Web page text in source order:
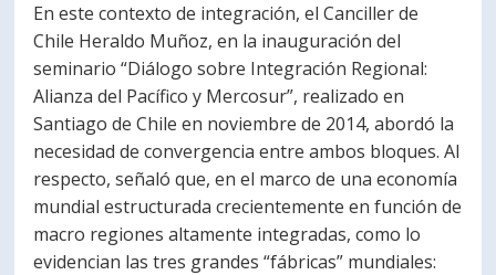
En este contexto de integración, el Canciller de
Chile Heraldo Muñoz, en la inauguración del
seminario “Diálogo sobre Integración Regional:
Alianza del Pacífico y Mercosur”, realizado en
Santiago de Chile en noviembre de 2014, abordó la
necesidad de convergencia entre ambos bloques. Al
respecto, señaló que, en el marco de una economía
mundial estructurada crecientemente en función de
macro regiones altamente integradas, como lo
evidencian las tres grandes “fábricas” mundiales: